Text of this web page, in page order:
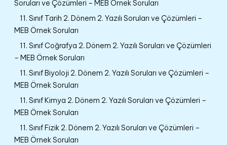
Soruları ve Çözümleri – MEB Örnek Soruları
11. Sınıf Tarih 2. Dönem 2. Yazılı Soruları ve Çözümleri –
MEB Örnek Soruları
11. Sınıf Coğrafya 2. Dönem 2. Yazılı Soruları ve Çözümleri
– MEB Örnek Soruları
11. Sınıf Biyoloji 2. Dönem 2. Yazılı Soruları ve Çözümleri –
MEB Örnek Soruları
11. Sınıf Kimya 2. Dönem 2. Yazılı Soruları ve Çözümleri –
MEB Örnek Soruları
11. Sınıf Fizik 2. Dönem 2. Yazılı Soruları ve Çözümleri –
MEB Örnek Soruları